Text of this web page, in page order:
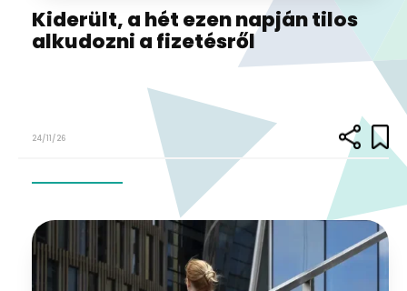
Kiderült, a hét ezen napján tilos
alkudozni a fizetésről
24/11/26